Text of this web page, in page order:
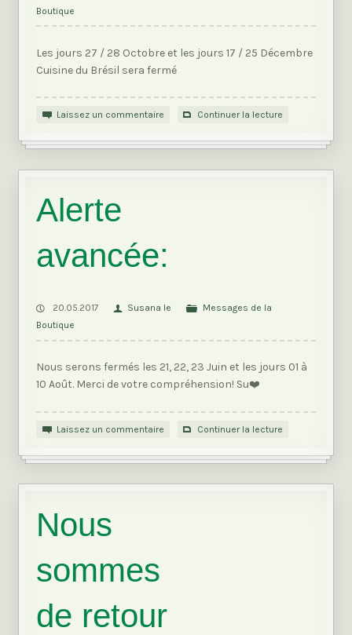
Boutique
Les jours 27 / 28 Octobre et les jours 17 / 25 Décembre
Cuisine du Brésil sera fermé
Laissez un commentaire Continuer la lecture
Alerte
avancée:
20.05.2017 Susana Ie
Messages de la
Boutique
Nous serons fermés les 21, 22, 23 Juin et les jours 01 à
10 Août. Merci de votre compréhension! Su❤️
Laissez un commentaire Continuer la lecture
Nous
sommes
de retour